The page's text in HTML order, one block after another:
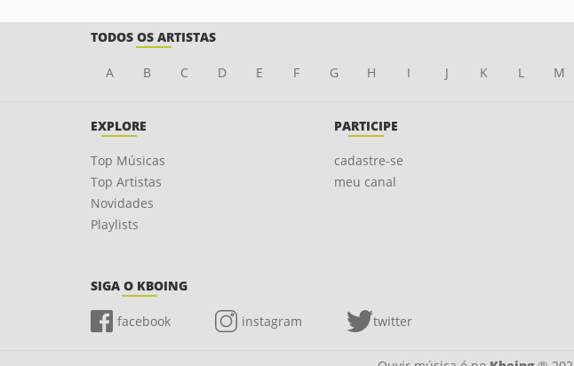
TODOS OS ARTISTAS
A B C D E F G H I J K L M
EXPLORE
Top Músicas
Top Artistas
Novidades
Playlists
PARTICIPE
cadastre-se
meu canal
SIGA O KBOING
facebook instagram twitter